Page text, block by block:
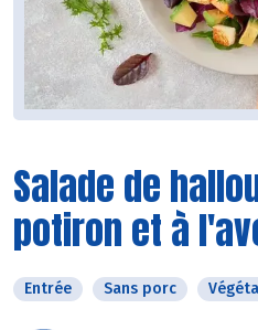
Salade de
potiron et à
Entrée Sans porc